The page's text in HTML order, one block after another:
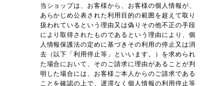
当ショップは、お客様から、お客様の個人情報が、
あらかじめ公表された利用目的の範囲を超えて取り
扱われているという理由又は偽りその他不正の手段
により取得されたものであるという理由により、個
人情報保護法の定めに基づきその利用の停止又は消
去（以下「利用停止等」といいます。）を求められ
た場合において、そのご請求に理由があることが判
明した場合には、お客様ご本人からのご請求である
ことを確認の上で、遅滞なく個人情報の利用停止等